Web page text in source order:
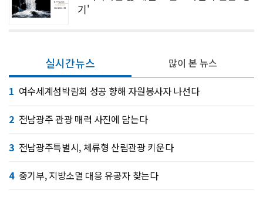
기'
실시간뉴스
1 여수세계섬박람회 성공 향해 자원봉사자 나선다
2 전남광주 관광 매력 사진에 담는다
3 전남광주특별시, 체류형 산림관광 키운다
4 중기부, 지방소멸 대응 유공자 찾는다
많이 본 뉴스